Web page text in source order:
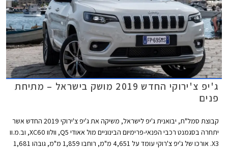
ג'יפ צ'ירוקי החדש 2019 מושק בישראל – מתיחת
פנים
קבוצת סמל"ת, יבואנית ג'יפ לישראל, משיקה את ג'יפ צ'ירוקי 2019 החדש אשר
יתחרה בסגמנט רכבי הפנאי-פרימיום הבינוניים מול אאודי Q5, וולוו XC60, וב.מ.וו
X3. אורכו של ג'יפ צ'רוקי עומד על 4,651 מ"מ, רוחבו 1,859 מ"מ, גובהו 1,681